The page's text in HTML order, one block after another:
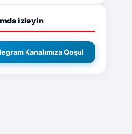
izləyin
Kanalımıza Qoşul